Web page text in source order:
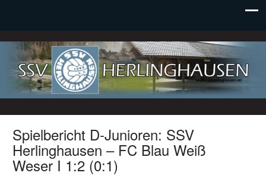
SSV Herlinghausen e. V.
Spielbericht D-Junioren: SSV
Herlinghausen – FC Blau Weiß
Weser I 1:2 (0:1)